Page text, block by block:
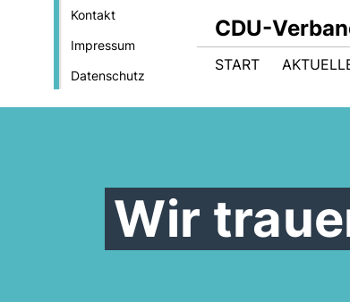
Kontakt
Impressum
Datenschutz
CDU-
START
Wir